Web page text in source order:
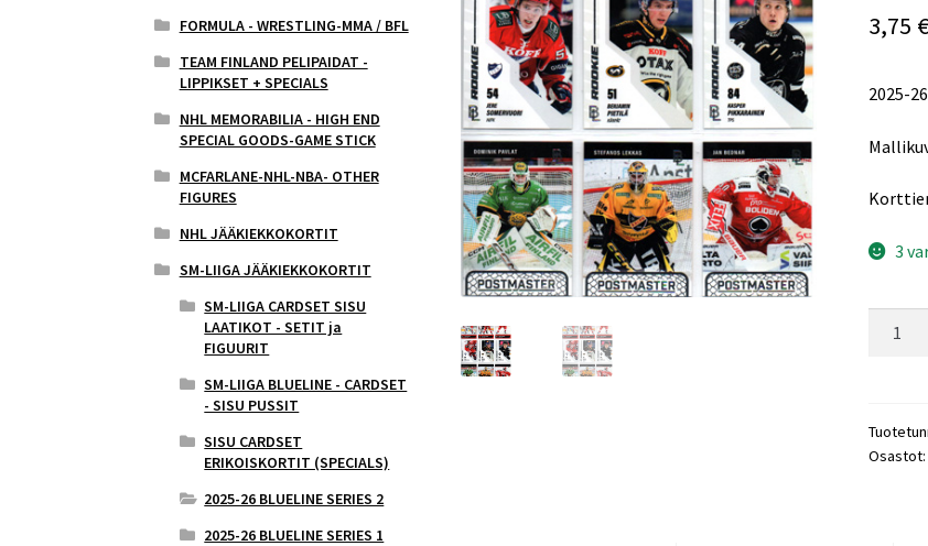
3,75
2025-
3
2
ROOKIE
Osastot:
FORMULA - WRESTLING-MMA / BFL
TEAM FINLAND PELIPAIDAT -
LIPPIKSET + SPECIALS
NHL MEMORABILIA - HIGH END
SPECIAL GOODS-GAME STICK
MCFARLANE-NHL-NBA- OTHER
FIGURES
NHL JÄÄKIEKKOKORTIT
SM-LIIGA JÄÄKIEKKOKORTIT
SM-LIIGA CARDSET SISU
LAATIKOT - SETIT ja
FIGUURIT
SM-LIIGA BLUELINE - CARDSET
- SISU PUSSIT
SISU CARDSET
ERIKOISKORTIT (SPECIALS)
2025-26 BLUELINE SERIES 2
2025-26 BLUELINE SERIES 1